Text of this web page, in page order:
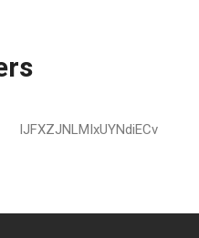
IJFXZJNLMIxUYNdiECv